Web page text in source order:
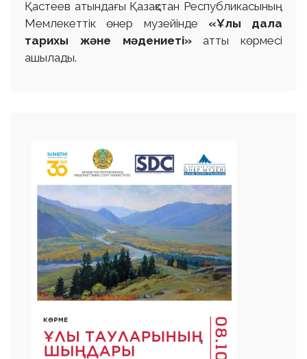
Қастеев атындағы Қазақстан Республикасының
Мемлекеттік өнер музейінде «Ұлы дала
тарихы және мәдениеті»атты көрмесі
ашылады.